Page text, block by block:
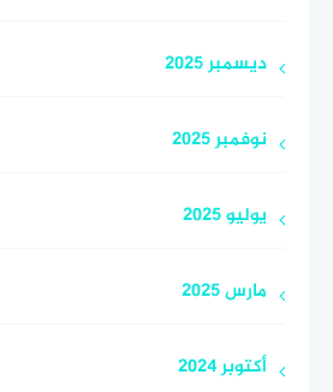
ديسمبر 2025
نوفمبر 2025
يوليو 2025
مارس 2025
أكتوبر 2024